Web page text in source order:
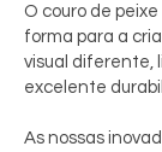
O couro de
forma para a
visual diferente,
excelente
As nossas